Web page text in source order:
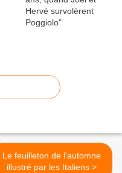
Le feuilleton de l'automne
illustré par les Italiens >